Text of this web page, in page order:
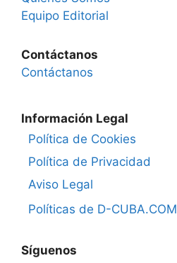
Equipo Editorial
Contáctanos
Contáctanos
Información Legal
Política de Cookies
Política de Privacidad
Aviso Legal
Políticas de D-CUBA.COM
Síguenos